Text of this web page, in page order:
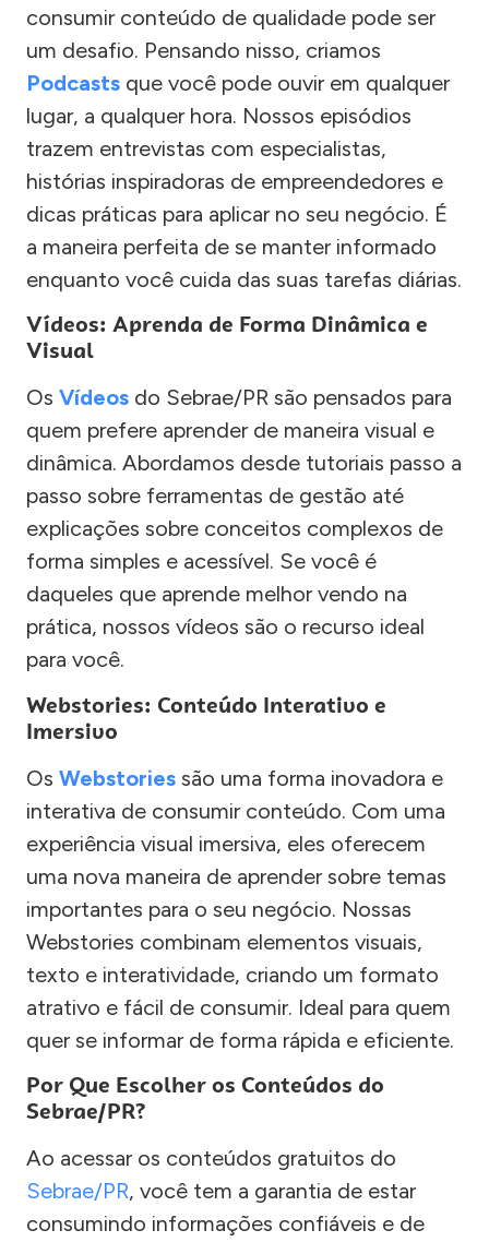
consumir conteúdo de qualidade pode ser
um desafio. Pensando nisso, criamos
Podcasts que você pode ouvir em qualquer
lugar, a qualquer hora. Nossos episódios
trazem entrevistas com especialistas,
histórias inspiradoras de empreendedores e
dicas práticas para aplicar no seu negócio. É
a maneira perfeita de se manter informado
enquanto você cuida das suas tarefas diárias.
Vídeos: Aprenda de Forma Dinâmica e
Visual
Os Vídeos do Sebrae/PR são pensados para
quem prefere aprender de maneira visual e
dinâmica. Abordamos desde tutoriais passo a
passo sobre ferramentas de gestão até
explicações sobre conceitos complexos de
forma simples e acessível. Se você é
daqueles que aprende melhor vendo na
prática, nossos vídeos são o recurso ideal
para você.
Webstories: Conteúdo Interativo e
Imersivo
Os Webstories são uma forma inovadora e
interativa de consumir conteúdo. Com uma
experiência visual imersiva, eles oferecem
uma nova maneira de aprender sobre temas
importantes para o seu negócio. Nossas
Webstories combinam elementos visuais,
texto e interatividade, criando um formato
atrativo e fácil de consumir. Ideal para quem
quer se informar de forma rápida e eficiente.
Por Que Escolher os Conteúdos do
Sebrae/PR?
Ao acessar os conteúdos gratuitos do
Sebrae/PR, você tem a garantia de estar
consumindo informações confiáveis e de